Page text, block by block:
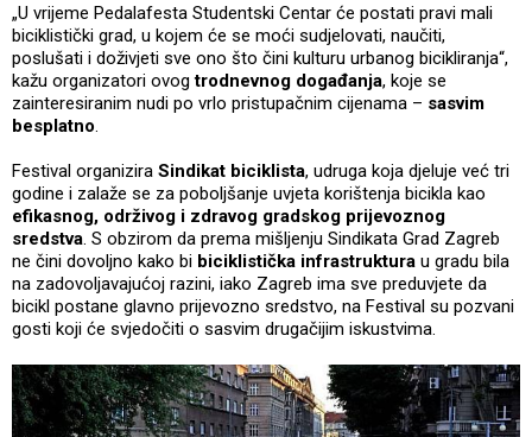
„U vrijeme Pedalafesta Studentski Centar će postati pravi mali
biciklistički grad, u kojem će se moći sudjelovati, naučiti,
poslušati i doživjeti sve ono što čini kulturu urbanog bicikliranja“,
kažu organizatori ovogtrodnevnog događanja, koje se
zainteresiranim nudi po vrlo pristupačnim cijenama – sasvim
besplatno.
Festival organizira Sindikat biciklista, udruga koja djeluje već tri
godine i zalaže se za poboljšanje uvjeta korištenja bicikla kao
efikasnog, održivog i zdravog gradskog prijevoznog
sredstva. S obzirom da prema mišljenju Sindikata Grad Zagreb
ne čini dovoljno kako bi biciklistička infrastruktura u gradu bila
na zadovoljavajućoj razini, iako Zagreb ima sve preduvjete da
bicikl postane glavno prijevozno sredstvo, na Festival su pozvani
gosti koji će svjedočiti o sasvim drugačijim iskustvima.